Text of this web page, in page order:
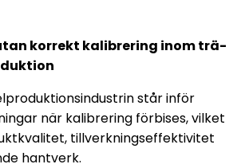
korrekt kalibrering inom trä-
står inför
när kalibrering förbises, vilket
tillverkningseffektivitet
hantverk.